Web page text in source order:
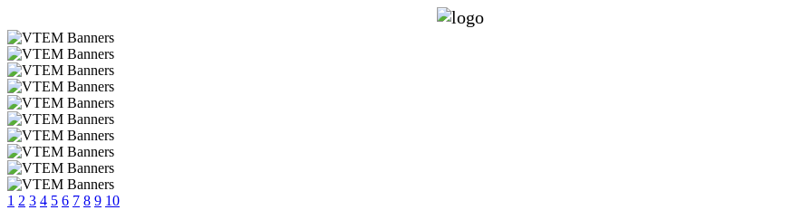
1 2 3 4 5 6 7 8 9 10